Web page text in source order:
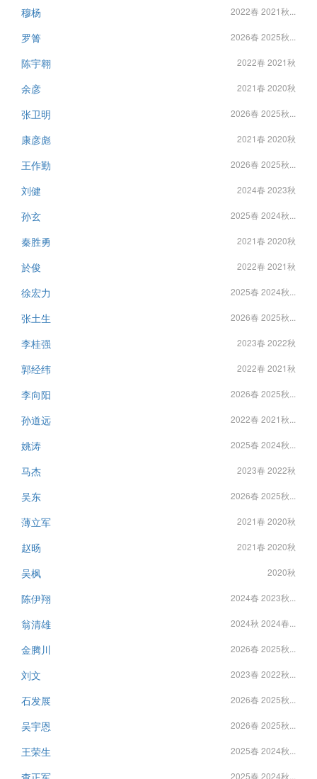
穆杨 2022春 2021秋...
罗箐 2026春 2025秋...
陈宇翱 2022春 2021秋
余彦 2021春 2020秋
张卫明 2026春 2025秋...
康彦彪 2021春 2020秋
王作勤 2026春 2025秋...
刘健 2024春 2023秋
孙玄 2025春 2024秋...
秦胜勇 2021春 2020秋
於俊 2022春 2021秋
徐宏力 2025春 2024秋...
张土生 2026春 2025秋...
李桂强 2023春 2022秋
郭经纬 2022春 2021秋
李向阳 2026春 2025秋...
孙道远 2022春 2021秋...
姚涛 2025春 2024秋...
马杰 2023春 2022秋
吴东 2026春 2025秋...
薄立军 2021春 2020秋
赵旸 2021春 2020秋
吴枫 2020秋
陈伊翔 2024春 2023秋...
翁清雄 2024秋 2024春...
金腾川 2026春 2025秋...
刘文 2023春 2022秋...
石发展 2026春 2025秋...
吴宇恩 2026春 2025秋...
王荣生 2025春 2024秋...
2025春 2024秋...